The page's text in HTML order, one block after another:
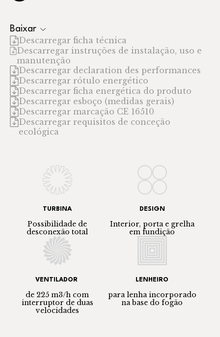
Baixar
Descarregar ficha técnica
Descarregar instruções de instalação, uso e
manutenção
Descarregar declaration des performances
Descarregar rótulo energético
Descarregar ficha energética do produto
Descarregar esboço (medidas gerais)
Descarregar marcação CE 16510
Descarregar requisitos de conceção
ecológica
TURBINA
Possibilidade de
desconexão total
DESIGN
Interior, porta e grelha
em fundição
VENTILADOR
de 225 m3/h com
interruptor de duas
velocidades
LENHEIRO
para lenha incorporado
na base do fogão